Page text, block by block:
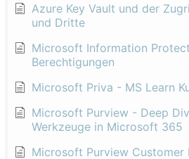
Azure Key Vault und der
und Dritte
Microsoft Information
Berechtigungen
Microsoft Priva - MS Learn
Microsoft Purview - Deep
Werkzeuge in Microsoft 365
Microsoft Purview Customer